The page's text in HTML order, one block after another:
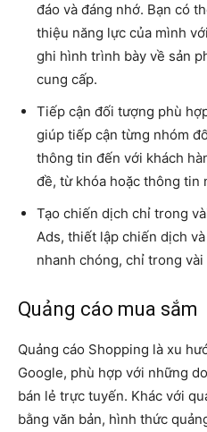
đáo và đáng nhớ. Bạn có
thiệu năng lực của mình
ghi hình trình bày về sản
cung cấp.
Tiếp cận đối tượng phù
giúp tiếp cận từng nhóm
thông tin đến với khách
đề, từ khóa hoặc thông tin
Tạo chiến dịch chỉ trong
Ads, thiết lập chiến dịch
nhanh chóng, chỉ trong vài
Quảng cáo mua sắm
Quảng cáo Shopping là xu
Google, phù hợp với những
bán lẻ trực tuyến. Khác với
bằng văn bản, hình thức